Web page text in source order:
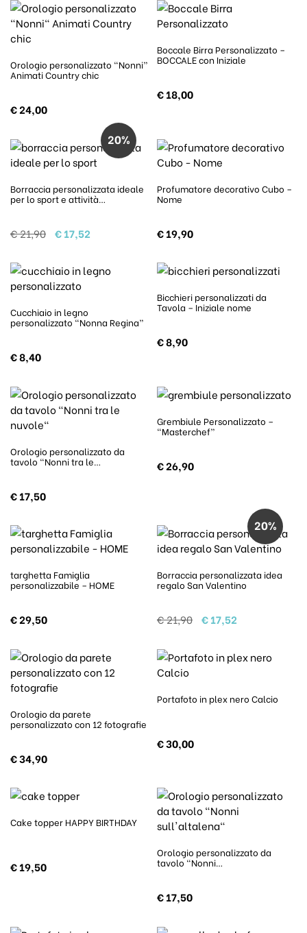
Orologio personalizzato “Nonni”
Animati Country chic
€24,00
Boccale Birra Personalizzato –
BOCCALE con Iniziale
€18,00
20%
Borraccia personalizzata ideale
per lo sport e attività…
€21,90 Il prezzo originale era: € 21,90.
€17,52 Il prezzo attuale è: € 17,52.
Profumatore decorativo Cubo –
Nome
€19,90
Cucchiaio in legno
personalizzato “Nonna Regina”
€8,40
Bicchieri personalizzati da
Tavola – Iniziale nome
€8,90
Orologio personalizzato da
tavolo “Nonni tra le…
€17,50
Grembiule Personalizzato –
“Masterchef”
€26,90
targhetta Famiglia
personalizzabile – HOME
€29,50
20%
Borraccia personalizzata idea
regalo San Valentino
€21,90 Il prezzo originale
€17,52
Orologio da parete
personalizzato con 12 fotografie
€34,90
Portafoto in plex nero Calcio
€30,00
Cake topper HAPPY BIRTHDAY
€19,50
Orologio personalizzato da
tavolo “Nonni…
€17,50